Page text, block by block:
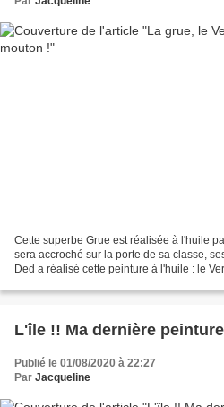
Cette superbe Grue est réalisée à l'huile
sera accroché sur la porte de sa classe,
Ded a réalisé cette peinture à l'huile : le
L'île !! Ma dernière
Publié le 01/08/2020 à 22:27
Par Jacqueline